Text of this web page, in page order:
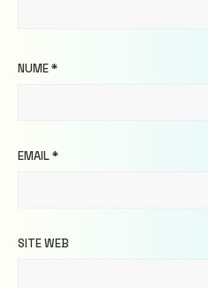
NUME*
EMAIL*
SITE WEB